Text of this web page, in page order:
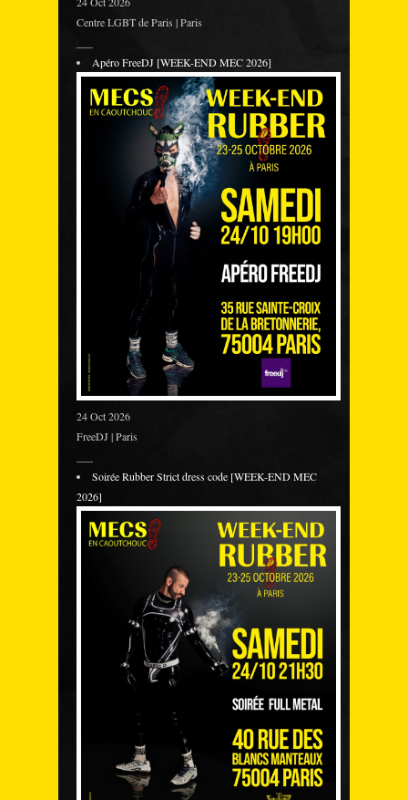
Centre LGBT de Paris | Paris
Apéro FreeDJ [WEEK-END MEC 2026]
24 Oct 2026
FreeDJ | Paris
Soirée Rubber Strict dress code [WEEK-END MEC
2026]